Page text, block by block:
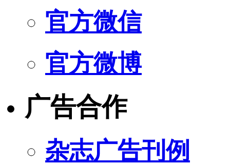
官方微信
官方微博
广告合作
杂志广告刊例